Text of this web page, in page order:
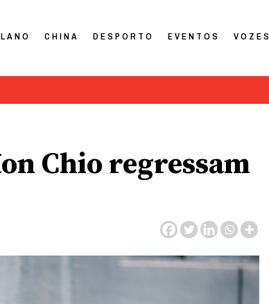
CHINA DESPORTO EVENTOS VOZES
Chio regressam